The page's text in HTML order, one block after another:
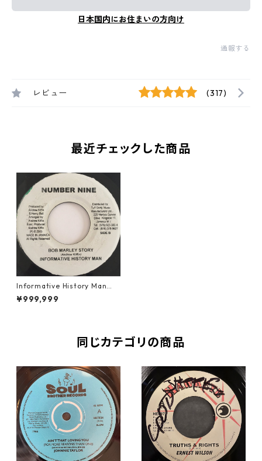
日本国内にお住まいの方向け
通報する
レビュー (317)
最近チェックした商品
Informative History Man
（インフォメーティブヒスト
リーマン） - Bob Marley Sto
¥999,999
同じカテゴリの商品